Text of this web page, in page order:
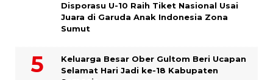
Disporasu U-10 Raih Tiket Nasional Usai
Juara di Garuda Anak Indonesia Zona
Sumut
Keluarga Besar Ober Gultom Beri Ucapan
Selamat Hari Jadi ke-18 Kabupaten